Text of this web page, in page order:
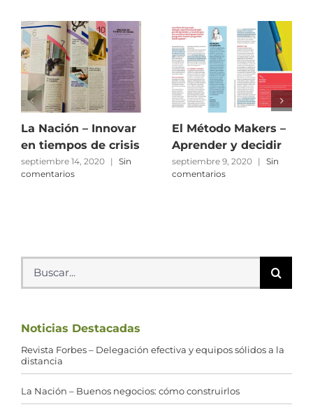
La Nación – Innovar
en tiempos de crisis
septiembre 14, 2020 |
Sin
comentarios
El Método Makers –
Aprender y decidir
septiembre 9, 2020 |
Sin
comentarios
Buscar:
Noticias Destacadas
Revista Forbes – Delegación efectiva y equipos sólidos a la
distancia
La Nación – Buenos negocios: cómo construirlos